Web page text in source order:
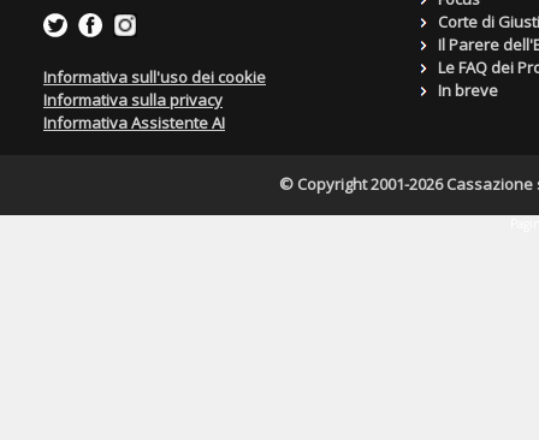
Informativa sull'uso dei cookie
Informativa sulla privacy
Informativa Assistente AI
Corte di
Il Parere
Le FAQ dei
In breve
© Copyright 2001-2026 Cassazione